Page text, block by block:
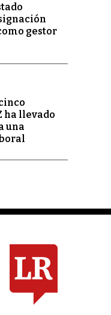
gestor
ha llevado
una